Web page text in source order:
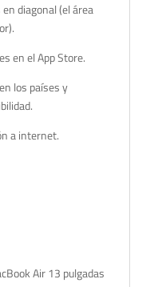
diagonal (el área
en el App Store.
los países y
a internet.
Air 13 pulgadas